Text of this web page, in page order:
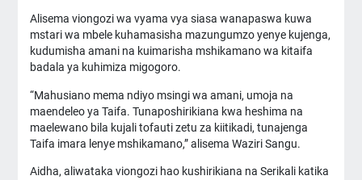
Alisema viongozi wa vyama vya siasa wanapaswa kuwa
mstari wa mbele kuhamasisha mazungumzo yenye kujenga,
kudumisha amani na kuimarisha mshikamano wa kitaifa
badala ya kuhimiza migogoro.
“Mahusiano mema ndiyo msingi wa amani, umoja na
maendeleo ya Taifa. Tunaposhirikiana kwa heshima na
maelewano bila kujali tofauti zetu za kiitikadi, tunajenga
Taifa imara lenye mshikamano,” alisema Waziri Sangu.
Aidha, aliwataka viongozi hao kushirikiana na Serikali katika